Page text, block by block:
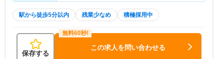
駅から徒歩5分以内 残業少なめ 積極採用中
保存する
この求人を問い合わせる